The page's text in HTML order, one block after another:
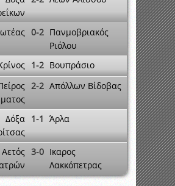
0-2 Πανμοβριακός
Ριόλου
1-2 Βουπράσιο
2-2 Απόλλων Βίδοβας
Δόξα 1-1 Άρλα
Αετός 3-0 Ικαρος
Λακκόπετρας